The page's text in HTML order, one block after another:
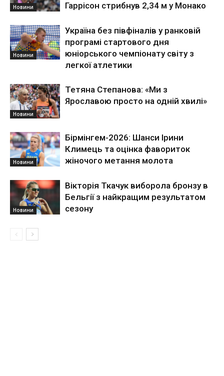
Новини Гаррісон стрибнув 2,34 м у Монако
Новини
Україна без півфіналів у ранковій
програмі стартового дня
юніорського чемпіонату світу з
легкої атлетики
Новини
Тетяна Степанова: «Ми з
Ярославою просто на одній хвилі»
Новини
Бірмінгем-2026: Шанси Ірини
Климець та оцінка фавориток
жіночого метання молота
Новини
Вікторія Ткачук виборола бронзу в
Бельгії з найкращим результатом
сезону